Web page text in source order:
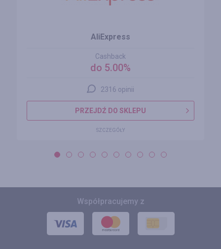
AliExpress
Cashback
do 5.00%
2316 opinii
PRZEJDŹ DO SKLEPU
SZCZEGÓŁY
Współpracujemy z